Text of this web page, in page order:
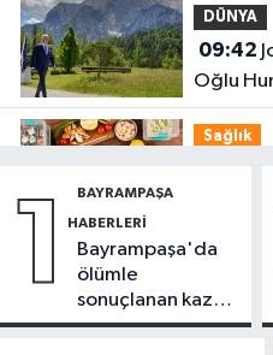
DÜNYA
09:42
Oğlu
Sağlık
ama
Güncel
1 BAYRAMPAŞA
HABERLERI
Bayrampaşa'da
ölümle
sonuçlanan kaza:
Sürücü